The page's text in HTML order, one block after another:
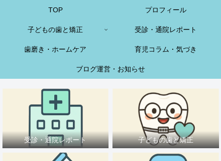
TOP プロフィール
子どもの歯と矯正 受診・通院レポート
歯磨き・ホームケア 育児コラム・気づき
ブログ運営・お知らせ
受診・通院レポート 子どもの歯と矯正